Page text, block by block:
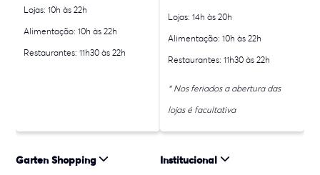
Lojas: 10h às 22h
Alimentação: 10h às 22h
Restaurantes: 11h30 às 22h
Lojas: 14h às 20h
Alimentação: 10h às 22h
Restaurantes: 11h30 às 22h
* Nos feriados a abertura das
lojas é facultativa
Garten Shopping Institucional